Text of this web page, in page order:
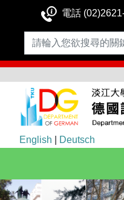
電話
English Deutsch